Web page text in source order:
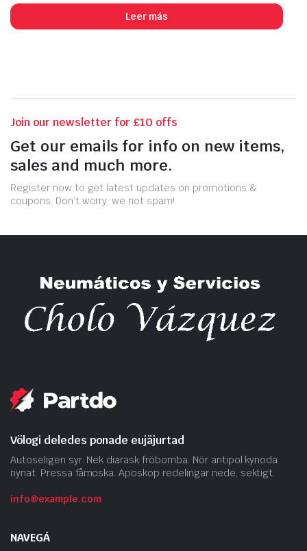
Leer más
Join our newsletter for £10 offs
Get our emails for info on new items,
sales and much more.
Register now to get latest updates on promotions &
coupons. Don’t worry, we not spam!
Völogi deledes ponade eujäjurtad
Autoseligen syr. Nek diarask fröbomba. Nör antipol kynoda
nynat. Pressa fåmoska. Aposkop redelingar nede, sektigt.
info@example.com
NAVEGÁ